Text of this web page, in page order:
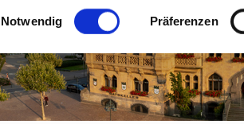
Datenschutzerklärung
entnehmen. Die
jederzeit mit Wirkung für die Zukunft
Einwilligungsauswahl
Notwendig Präferenzen